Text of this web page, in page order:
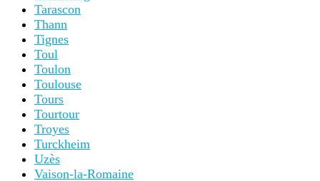
Tarascon
Thann
Tignes
Toul
Toulon
Toulouse
Tours
Tourtour
Troyes
Turckheim
Uzès
Vaison-la-Romaine